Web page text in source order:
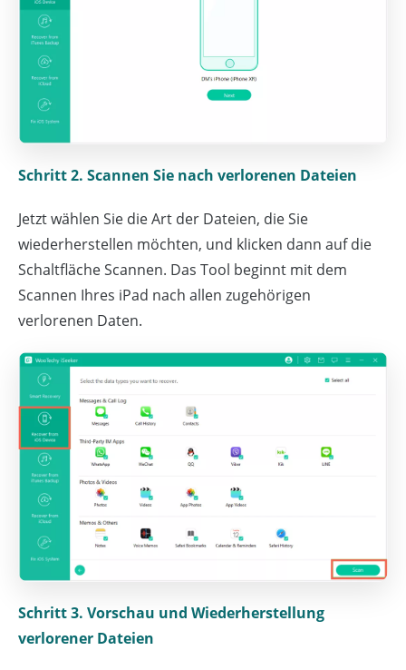
Schritt 2. Scannen Sie nach verlorenen Dateien
Jetzt wählen Sie die Art der Dateien, die Sie
wiederherstellen möchten, und klicken dann auf die
Schaltfläche Scannen. Das Tool beginnt mit dem
Scannen Ihres iPad nach allen zugehörigen
verlorenen Daten.
Schritt 3. Vorschau und Wiederherstellung
verlorener Dateien